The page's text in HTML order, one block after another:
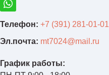
Телефон: +7 (391) 281-01-01
Эл.почта: mt7024@mail.ru
График работы: